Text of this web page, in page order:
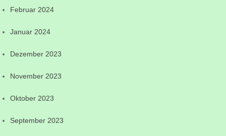
Februar 2024
Januar 2024
Dezember 2023
November 2023
Oktober 2023
September 2023